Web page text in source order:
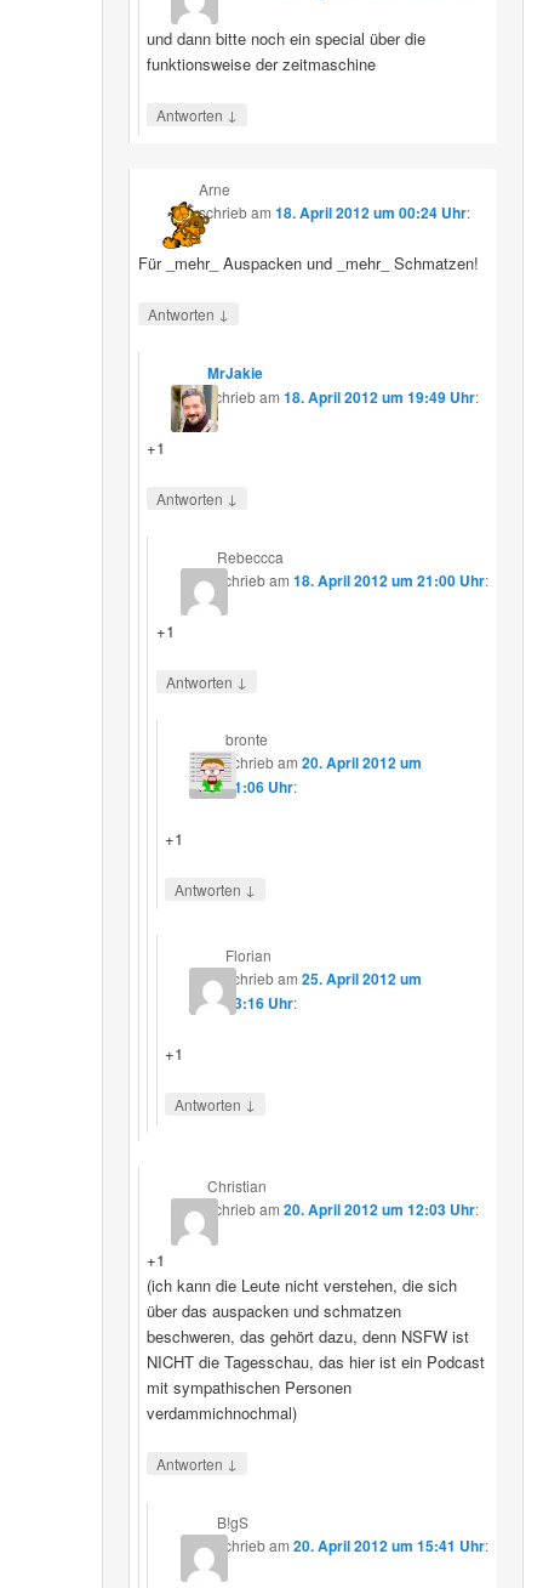
und dann bitte noch ein special über die
funktionsweise der zeitmaschine
Antworten ↓
Arne
schriebam 18. April 2012 um 00:24 Uhr:
Für _mehr_ Auspacken und _mehr_ Schmatzen!
Antworten ↓
MrJakie
schriebam18. April 2012 um 19:49 Uhr:
+1
Antworten ↓
Rebeccca
schriebam 18. April 2012 um 21:00 Uhr:
+1
Antworten ↓
bronte
schriebam20. April 2012 um
11:06 Uhr:
+1
Antworten ↓
Florian
schriebam25. April 2012 um
13:16 Uhr:
+1
Antworten ↓
Christian
schriebam20. April 2012 um 12:03 Uhr:
+1
(ich kann die Leute nicht verstehen, die sich
über das auspacken und schmatzen
beschweren, das gehört dazu, denn NSFW ist
NICHT die Tagesschau, das hier ist ein Podcast
mit sympathischen Personen
verdammichnochmal)
Antworten ↓
B!gS
schriebam 20. April 2012 um 15:41 Uhr: